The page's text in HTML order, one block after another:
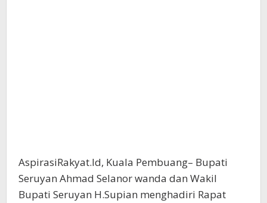
AspirasiRakyat.Id, Kuala Pembuang– Bupati
Seruyan Ahmad Selanor wanda dan Wakil
Bupati Seruyan H.Supian menghadiri Rapat